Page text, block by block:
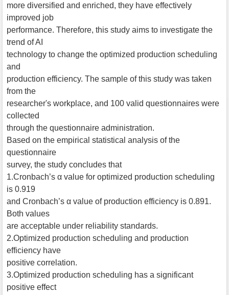
more diversified and enriched, they have effectively
improved job
performance. Therefore, this study aims to investigate the
trend of AI
technology to change the optimized production scheduling
and
production efficiency. The sample of this study was taken
from the
researcher's workplace, and 100 valid questionnaires were
collected
through the questionnaire administration.
Based on the empirical statistical analysis of the
questionnaire
survey, the study concludes that
1.Cronbach’s α value for optimized production scheduling
is 0.919
and Cronbach’s α value of production efficiency is 0.891.
Both values
are acceptable under reliability standards.
2.Optimized production scheduling and production
efficiency have
positive correlation.
3.Optimized production scheduling has a significant
positive effect